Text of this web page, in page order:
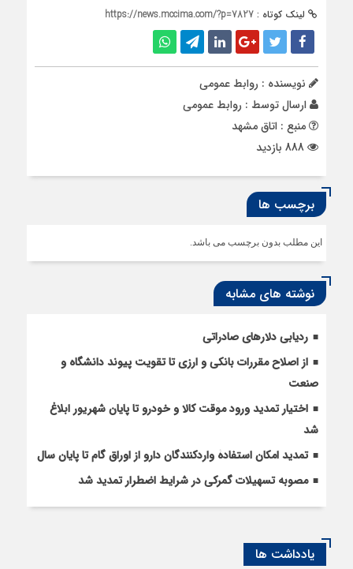
لینک کوتاه : https://news.mccima.com/?p=7827
نویسنده : روابط عمومی
ارسال توسط : روابط عمومی
منبع : اتاق مشهد
برچسب ها
این مطلب بدون برچسب می باشد.
نوشته های مشابه
ردیابی دلارهای صادراتی
از اصلاح مقررات بانکی و ارزی تا تقویت پیوند دانشگاه و
صنعت
اختیار تمدید ورود موقت کالا و خودرو تا پایان شهریور ابلاغ
شد
تمدید امکان استفادۀ واردکنندگان دارو از اوراق گام تا پایان سال
مصوبه تسهیلات گمرکی در شرایط اضطرار تمدید شد
یادداشت ها